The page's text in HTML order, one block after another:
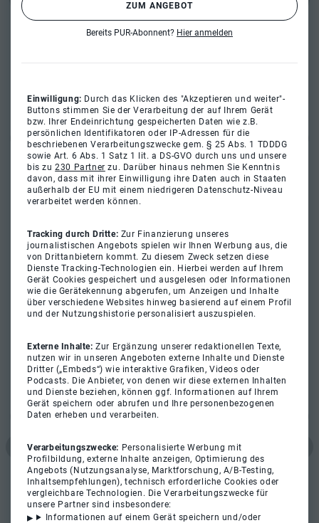
ZUM ANGEBOT
Bereits PUR-Abonnent? Hier anmelden
Einwilligung: Durch das Klicken des "Akzeptieren und weiter"-
Buttons stimmen Sie der Verarbeitung der auf Ihrem Gerät
bzw. Ihrer Endeinrichtung gespeicherten Daten wie z.B.
persönlichen Identifikatoren oder IP-Adressen für die
beschriebenen Verarbeitungszwecke gem. § 25 Abs. 1 TDDDG
sowie Art. 6 Abs. 1 Satz 1 lit. a DS-GVO durch uns und unsere
bis zu230 Partner zu. Darüber hinaus nehmen Sie Kenntnis
davon, dass mit ihrer Einwilligung ihre Daten auch in Staaten
außerhalb der EU mit einem niedrigeren Datenschutz-Niveau
verarbeitet werden können.
Tracking durch Dritte: Zur Finanzierung unseres
journalistischen Angebots spielen wir Ihnen Werbung aus, die
von Drittanbietern kommt. Zu diesem Zweck setzen diese
Dienste Tracking-Technologien ein. Hierbei werden auf Ihrem
Gerät Cookies gespeichert und ausgelesen oder Informationen
wie die Gerätekennung abgerufen, um Anzeigen und Inhalte
über verschiedene Websites hinweg basierend auf einem Profil
und der Nutzungshistorie personalisiert auszuspielen.
Externe Inhalte:Zur Ergänzung unserer redaktionellen Texte,
nutzen wir in unseren Angeboten externe Inhalte und Dienste
Dritter („Embeds“) wie interaktive Grafiken, Videos oder
Podcasts. Die Anbieter, von denen wir diese externen Inhalten
und Dienste beziehen, können ggf. Informationen auf Ihrem
Gerät speichern oder abrufen und Ihre personenbezogenen
Daten erheben und verarbeiten.
Verarbeitungszwecke: Personalisierte Werbung mit
Profilbildung, externe Inhalte anzeigen, Optimierung des
Angebots (Nutzungsanalyse, Marktforschung, A/B-Testing,
Inhaltsempfehlungen), technisch erforderliche Cookies oder
vergleichbare Technologien. Die Verarbeitungszwecke für
unsere Partner sind insbesondere:
Informationen auf einem Gerät speichern und/oder